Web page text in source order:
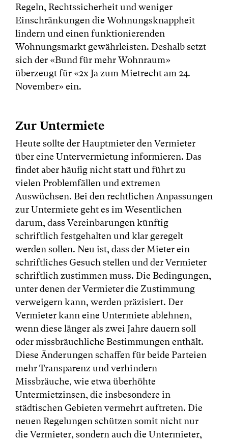
Regeln, Rechtssicherheit und weniger
Einschränkungen die Wohnungsknappheit
lindern und einen funktionierenden
Wohnungsmarkt gewährleisten. Deshalb setzt
sich der «Bund für mehr Wohnraum»
überzeugt für «2x Ja zum Mietrecht am 24.
November» ein.
Zur Untermiete
Heute sollte der Hauptmieter den Vermieter
über eine Untervermietung informieren. Das
findet aber häufig nicht statt und führt zu
vielen Problemfällen und extremen
Auswüchsen. Bei den rechtlichen Anpassungen
zur Untermiete geht es im Wesentlichen
darum, dass Vereinbarungen künftig
schriftlich festgehalten und klar geregelt
werden sollen. Neu ist, dass der Mieter ein
schriftliches Gesuch stellen und der Vermieter
schriftlich zustimmen muss. Die Bedingungen,
unter denen der Vermieter die Zustimmung
verweigern kann, werden präzisiert. Der
Vermieter kann eine Untermiete ablehnen,
wenn diese länger als zwei Jahre dauern soll
oder missbräuchliche Bestimmungen enthält.
Diese Änderungen schaffen für beide Parteien
mehr Transparenz und verhindern
Missbräuche, wie etwa überhöhte
Untermietzinsen, die insbesondere in
städtischen Gebieten vermehrt auftreten. Die
neuen Regelungen schützen somit nicht nur
die Vermieter, sondern auch die Untermieter,